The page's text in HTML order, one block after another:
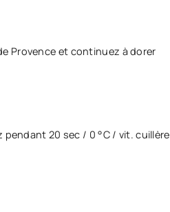
Provence et continuez à dorer
20 sec / 0 °C / vit. cuillère